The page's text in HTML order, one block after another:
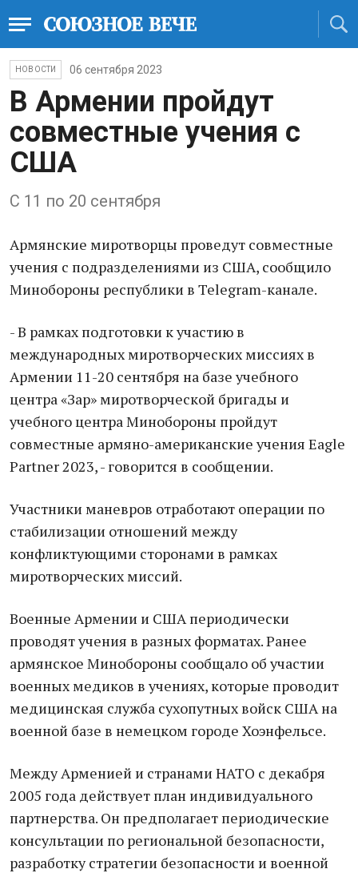
НОВОСТИ 06 сентября 2023
В Армении пройдут
совместные учения с
США
С 11 по 20 сентября
Армянские миротворцы проведут совместные
учения с подразделениями из США, сообщило
Минобороны республики в Telegram-канале.
- В рамках подготовки к участию в
международных миротворческих миссиях в
Армении 11-20 сентября на базе учебного
центра «Зар» миротворческой бригады и
учебного центра Минобороны пройдут
совместные армяно-американские учения Eagle
Partner 2023, - говорится в сообщении.
Участники маневров отработают операции по
стабилизации отношений между
конфликтующими сторонами в рамках
миротворческих миссий.
Военные Армении и США периодически
проводят учения в разных форматах. Ранее
армянское Минобороны сообщало об участии
военных медиков в учениях, которые проводит
медицинская служба сухопутных войск США на
военной базе в немецком городе Хоэнфельсе.
Между Арменией и странами НАТО с декабря
2005 года действует план индивидуального
партнерства. Он предполагает периодические
консультации по региональной безопасности,
разработку стратегии безопасности и военной